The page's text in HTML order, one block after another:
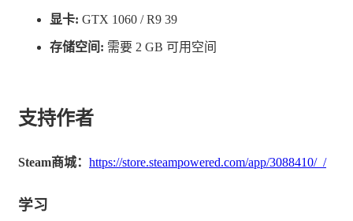
显卡: GTX 1060 / R9 39
存储空间: 需要 2 GB 可用空间
支持作者
Steam商城： https://store.steampowered.com/app/3088410/_/
学习